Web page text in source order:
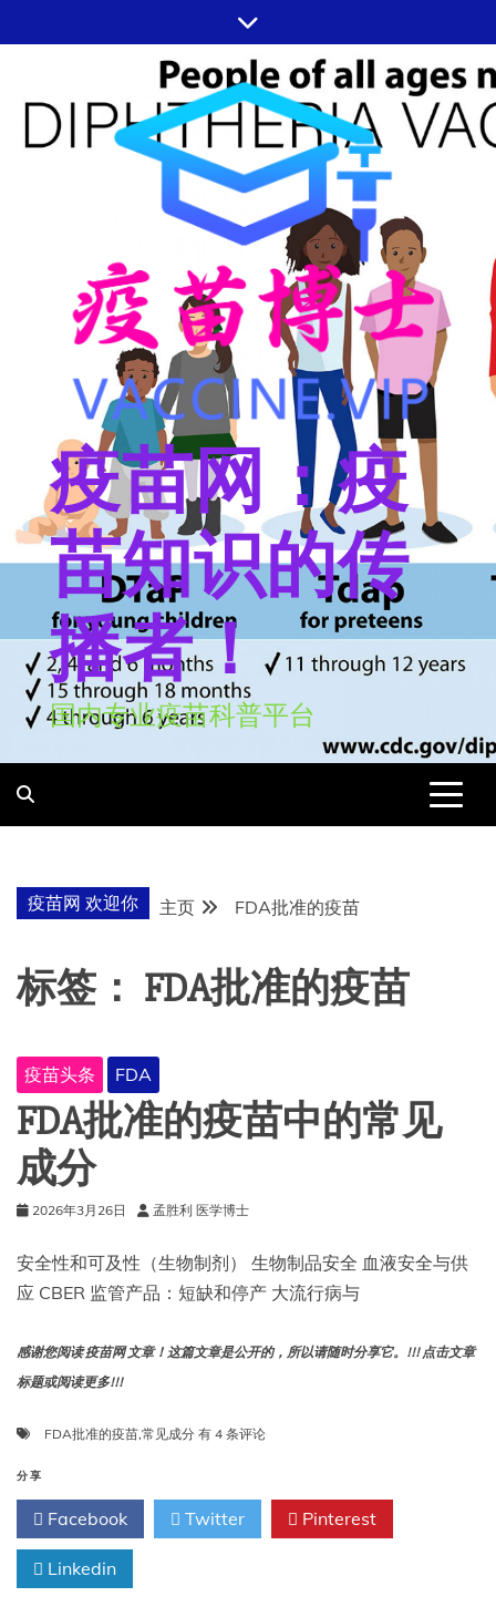
至
疫苗网：疫
苗知识的传
播者！
国内专业疫苗科普平台
疫苗网 欢迎你 主页 FDA批准的疫苗
标签： FDA批准的疫苗
疫苗头条 FDA
FDA批准的疫苗中的常见
成分
2026年3月26日 孟胜利 医学博士
安全性和可及性（生物制剂） 生物制品安全 血液安全与供
应 CBER 监管产品：短缺和停产 大流行病与
感谢您阅读 疫苗网 文章！这篇文章是公开的，所以请随时分享它。!!! 点击文章
标题或阅读更多!!!
FDA批准的疫苗,常见成分 FDA
的
疫
苗
有 4 条评论
分享
Facebook Twitter Pinterest
Linkedin